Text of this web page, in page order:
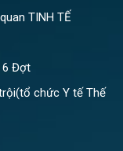
TINH TẾ
6 Đợt
chức Y tế Thế